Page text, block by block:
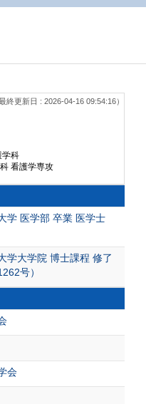
最終更新日 : 2026-04-16 09:54:16）
学科
看護学専攻
学 医学部 卒業 医学士
学大学院 博士課程 修了
号）
会